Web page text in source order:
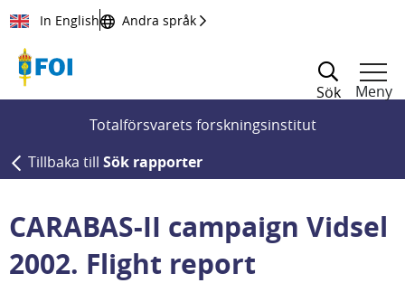
Till innehållet
In English Andra språk
Sök
Meny
Totalförsvarets forskningsinstitut
Tillbaka till Sök rapporter
CARABAS-II campaign Vidsel
2002. Flight report